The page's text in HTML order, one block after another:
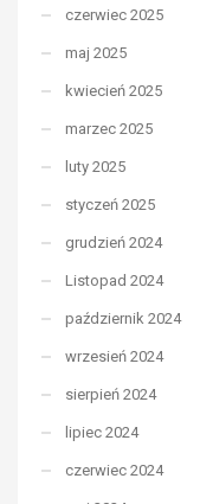
czerwiec 2025
maj 2025
kwiecień 2025
marzec 2025
luty 2025
styczeń 2025
grudzień 2024
Listopad 2024
październik 2024
wrzesień 2024
sierpień 2024
lipiec 2024
czerwiec 2024